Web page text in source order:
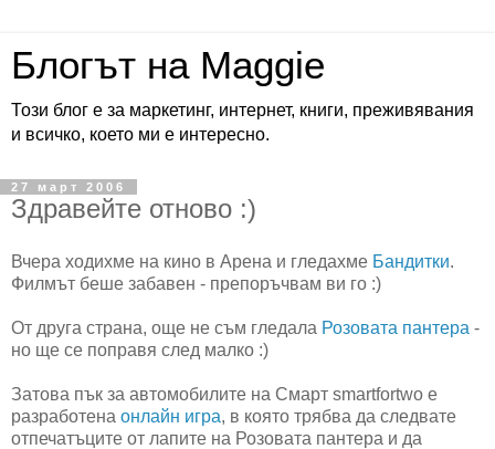
Блогът на Maggie
Този блог е за маркетинг, интернет, книги, преживявания
и всичко, което ми е интересно.
27 март 2006
Здравейте отново :)
Вчера ходихме на кино в Арена и гледахме Бандитки.
Филмът беше забавен - препоръчвам ви го :)
От друга страна, още не съм гледала Розовата пантера -
но ще се поправя след малко :)
Затова пък за автомобилите на Смарт smartfortwo е
разработена онлайн игра, в която трябва да следвате
отпечатъците от лапите на Розовата пантера и да